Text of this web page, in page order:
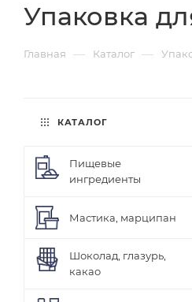
Упаковка
Главная — Каталог —
КАТАЛОГ
Пищевые
ингредиенты
Мастика, марципан
Шоколад, глазурь,
какао